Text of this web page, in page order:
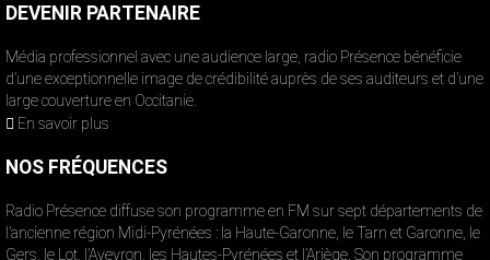
DEVENIR PARTENAIRE
Média professionnel avec une audience large, radio Présence bénéficie
d’une exceptionnelle image de crédibilité auprès de ses auditeurs et d’une
large couverture en Occitanie.
En savoir plus
NOS FRÉQUENCES
Radio Présence diffuse son programme en FM sur sept départements de
l’ancienne région Midi-Pyrénées : la Haute-Garonne, le Tarn et Garonne, le
Gers, le Lot, l’Aveyron, les Hautes-Pyrénées et l’Ariège. Son programme